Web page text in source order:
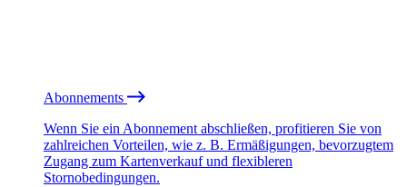
Abonnements
Wenn Sie ein Abonnement abschließen, profitieren Sie von
zahlreichen Vorteilen, wie z. B. Ermäßigungen, bevorzugtem
Zugang zum Kartenverkauf und flexibleren
Stornobedingungen.